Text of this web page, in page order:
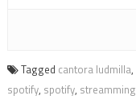
Tagged cantora ludmilla,
spotify, spotify, streamming